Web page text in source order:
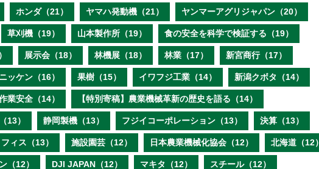
ホンダ（21） ヤマハ発動機（21） ヤンマーアグリジャパン（20）
草刈機（19） 山本製作所（19） 食の安全を科学で検証する（19）
展示会（18） 林機展（18） 林業（17） 新宮商行（17）
ッケン（16） 果樹（15） イワフジ工業（14） 新潟クボタ（14）
業安全（14） 【特別寄稿】農業機械革新の歴史を語る（14）
13） 静岡製機（13） フジイコーポレーション（13） 決算（13）
ィス（13） 施設園芸（12） 日本農業機械化協会（12） 北海道（12）
（12） DJI JAPAN（12） マキタ（12） スチール（12）